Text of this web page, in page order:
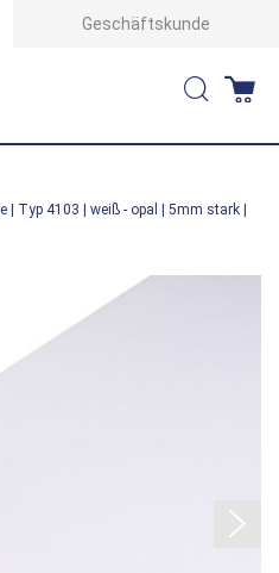
Geschäftskunde
Suche
| Typ 4103 | weiß - opal | 5mm stark |